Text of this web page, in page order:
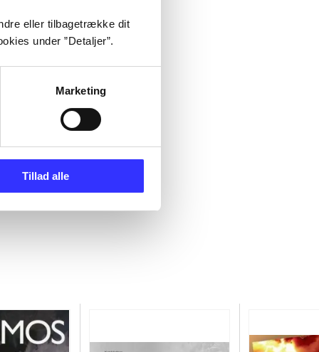
eller tilbagetrække dit
under ”Detaljer”.
Marketing
Tillad alle